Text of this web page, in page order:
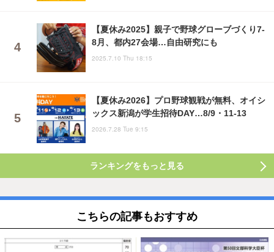
【夏休み2025】親子で野球グローブづくり7-
8月、都内27会場…自由研究にも
2025.7.10 Thu 18:15
【夏休み2026】プロ野球観戦が無料、オイシ
ックス新潟が学生招待DAY…8/9・11-13
2026.7.28 Tue 9:15
ランキングをもっと見る
こちらの記事もおすすめ